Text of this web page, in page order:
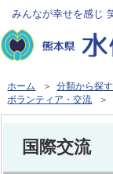
みんなが幸せを感じ
ホーム ＞分類から探す
ボランティア・交流 ＞
国際交流